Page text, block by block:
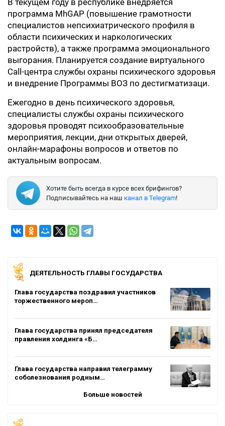
В текущем году в республике внедряется
программа MhGAP (повышение грамотности
специалистов непсихиатрического профиля в
области психических и наркологических
растройств), а также программа эмоционального
выгорания. Планируется создание виртуального
Call-центра службы охраны психического здоровья
и внедрение Программы ВОЗ по дестигматизаци.
Ежегодно в день психического здоровья,
специалисты службы охраны психического
здоровья проводят психообразовательные
мероприятия, лекции, дни открытых дверей,
онлайн-марафоны вопросов и ответов по
актуальным вопросам.
Хотите быть всегда в курсе всех брифингов?
Подписывайтесь на наш канал в Telegram!
ДЕЯТЕЛЬНОСТЬ ГЛАВЫ ГОСУДАРСТВА
Глава государства поздравил участников
торжественного мероп…
Глава государства принял председателя
правления холдинга «Б…
Глава государства направил телеграмму
соболезнования родным…
Больше новостей